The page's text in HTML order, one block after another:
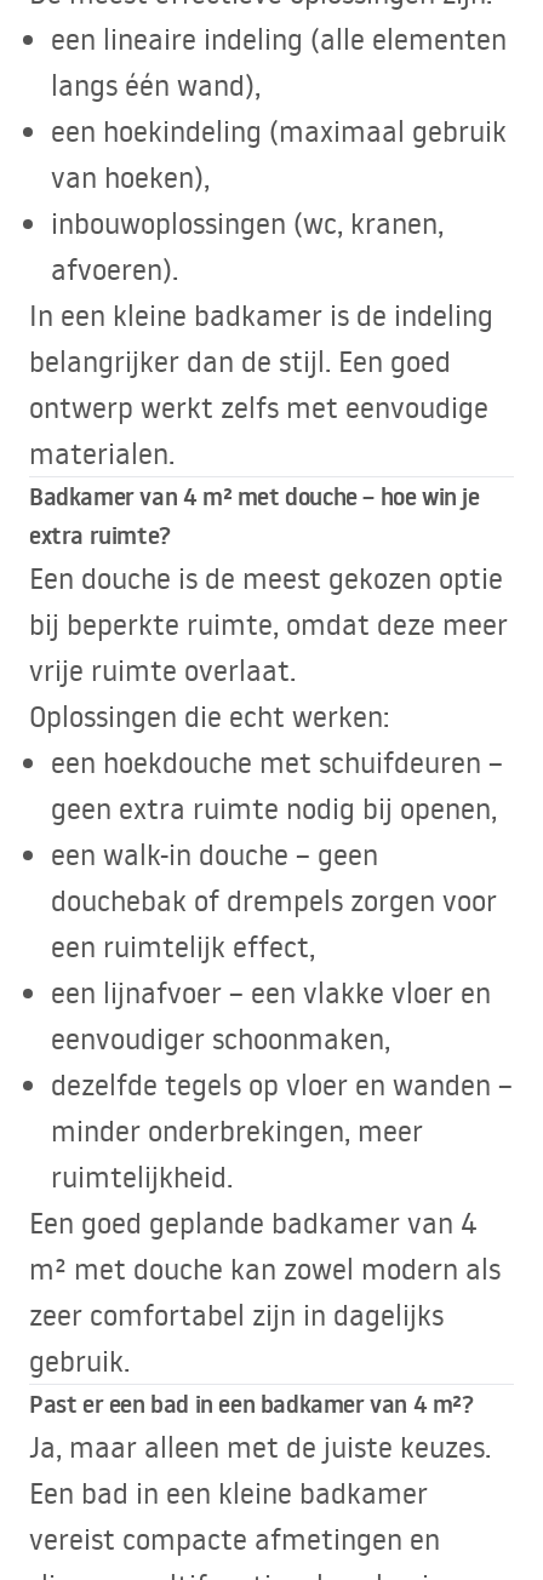
een lineaire indeling (alle elementen
langs één wand),
een hoekindeling (maximaal gebruik
van hoeken),
inbouwoplossingen (wc, kranen,
afvoeren).
In een kleine badkamer is de indeling
belangrijker dan de stijl. Een goed
ontwerp werkt zelfs met eenvoudige
materialen.
Badkamer van 4 m² met douche – hoe win je
extra ruimte?
Een douche is de meest gekozen optie
bij beperkte ruimte, omdat deze meer
vrije ruimte overlaat.
Oplossingen die echt werken:
een hoekdouche met schuifdeuren –
geen extra ruimte nodig bij openen,
een walk-in douche – geen
douchebak of drempels zorgen voor
een ruimtelijk effect,
een lijnafvoer – een vlakke vloer en
eenvoudiger schoonmaken,
dezelfde tegels op vloer en wanden –
minder onderbrekingen, meer
ruimtelijkheid.
Een goed geplande badkamer van 4
m² met douche kan zowel modern als
zeer comfortabel zijn in dagelijks
gebruik.
Past er een bad in een badkamer van 4 m²?
Ja, maar alleen met de juiste keuzes.
Een bad in een kleine badkamer
vereist compacte afmetingen en